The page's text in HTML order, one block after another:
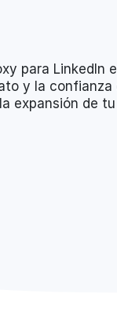
para LinkedIn
y la confianza
expansión de tu